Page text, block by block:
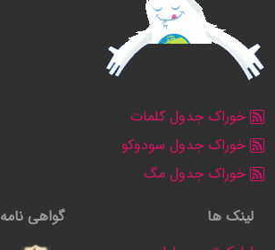
خوراک جدول کلمات
خوراک جدول سودوکو
خوراک جدول مگ
لینک ها
گواهی نامه